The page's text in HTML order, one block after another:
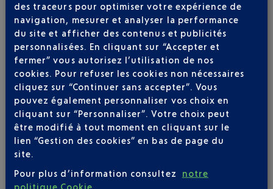
Soyez notifié(e) de
toutes les évolutions
pour ce vol
SUIVRE CE VOL
des traceurs pour optimiser votre expérience de
navigation, mesurer et analyser la performance
du site et afficher des contenus et publicités
personnalisées. En cliquant sur “Accepter et
fermer” vous autorisez l’utilisation de nos
cookies. Pour refuser les cookies non nécessaires
cliquez sur “Continuer sans accepter”. Vous
pouvez également personnaliser vos choix en
cliquant sur “Personnaliser”. Votre choix peut
être modifié à tout moment en cliquant sur le
lien “Gestion des cookies” en bas de page du
site.
Pour plus d’information consultez
notre
politique Cookie.